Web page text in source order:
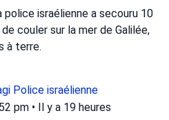
israélienne a secouru 10
couler sur la mer de Galilée,
à terre.
Police israélienne
pm • Il y a 19 heures